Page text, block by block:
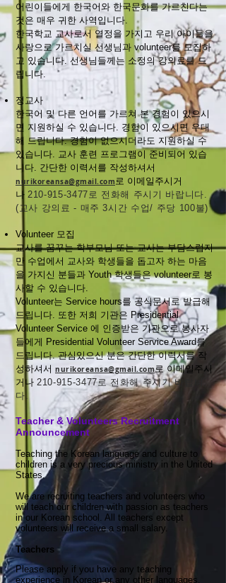
어린이들에게 한국어와 한국문화를 가르친다는
것은 매우 귀한 사역입니다.
한국학교 교사로서 열정을 가지고 우리 아이들을
사랑으로 가르치실 선생님과 volunteer를 모집하
고 있습니다. 선생님들께는 소정의 강의료를 드
립니다.
정교사
한국어 및 다른 언어를 가르쳐 본 경험이 있으시
면 지원하실 수 있습니다. 경험이 있으시면 우대
해 드립니다. 경험이 없으시더라도 지원하실 수
있습니다. 교사 훈련 프로그램이 준비되어 있습
니다. 간단한 이력서를 작성하셔서
nurikoreansa@gmail.com 로 이메일주시거
나 210-915-3477로 전화해 주시기 바랍니다.
(교사 강의료 - 매주 3시간 수업/ 주당 100불)
Volunteer 모집
교사를 꿈꾸는 학부모님 또는 교사는 부담스럽지
만 수업에서 교사와 학생들을 돕고자 하는 마음
을 가지신 분들과 Youth 학생들은 volunteer로 봉
사할 수 있습니다.
Volunteer는 Service hours를 공식문서로 발급해
드립니다. 또한 저희 기관은 Presidential
Volunteer Service 에 인증받은 기관으로 봉사자
들에게 Presidential Volunteer Service Award를
드립니다. 관심있으신 분은 간단한 이력서를 작
성하셔서 nurikoreansa@gmail.com로 이메일주시
거나 210-915-3477로 전화해 주시기 바랍니
다.
Teacher & Volunteers Recruitment
Announcement
Teaching the Korean language and culture to
children is a very precious ministry in the United
States.
We are recruiting teachers and volunteers who
will teach our children with passion as teachers
in our Korean school. All teachers except
volunteers will receive a small salary.
Teachers
Please apply if you have any teaching
experience in Korean or any other languages.